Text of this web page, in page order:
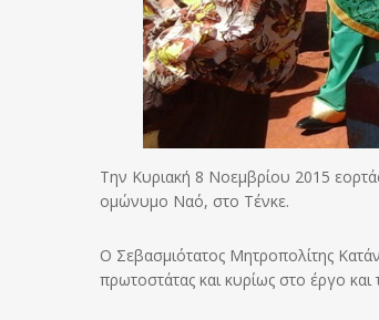
Την Κυριακή 8 Νοεμβρίου 2015
ομώνυμο Ναό, στο Τένκε.
Ο Σεβασμιότατος Μητροπολίτης
πρωτοστάτας και κυρίως στο έργο